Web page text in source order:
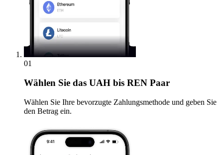
01
Wählen Sie das UAH bis REN Paar
Wählen Sie Ihre bevorzugte Zahlungsmethode und geben Sie
den Betrag ein.